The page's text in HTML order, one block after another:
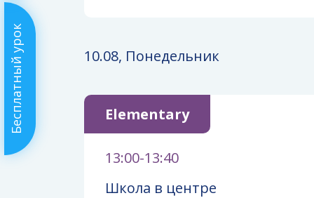
Бесплатный урок 10.08, Понедельник
Elementary
13:00-13:40
Школа в центре